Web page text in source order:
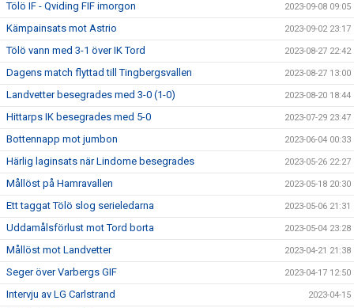
Tölö IF - Qviding FIF imorgon 2023-09-08 09:05
Kämpainsats mot Astrio 2023-09-02 23:17
Tölö vann med 3-1 över IK Tord 2023-08-27 22:42
Dagens match flyttad till Tingbergsvallen 2023-08-27 13:00
Landvetter besegrades med 3-0 (1-0) 2023-08-20 18:44
Hittarps IK besegrades med 5-0 2023-07-29 23:47
Bottennapp mot jumbon 2023-06-04 00:33
Härlig laginsats när Lindome besegrades 2023-05-26 22:27
Mållöst på Hamravallen 2023-05-18 20:30
Ett taggat Tölö slog serieledarna 2023-05-06 21:31
Uddamålsförlust mot Tord borta 2023-05-04 23:28
Mållöst mot Landvetter 2023-04-21 21:38
Seger över Varbergs GIF 2023-04-17 12:50
Intervju av LG Carlstrand 2023-04-15